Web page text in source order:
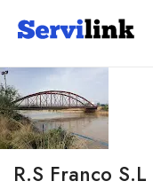
R.S Franco S.L